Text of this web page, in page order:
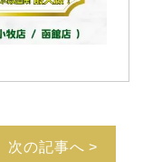
次の記事へ >